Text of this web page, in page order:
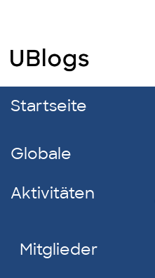
Startseite
Globale
Aktivitäten
Mitglieder